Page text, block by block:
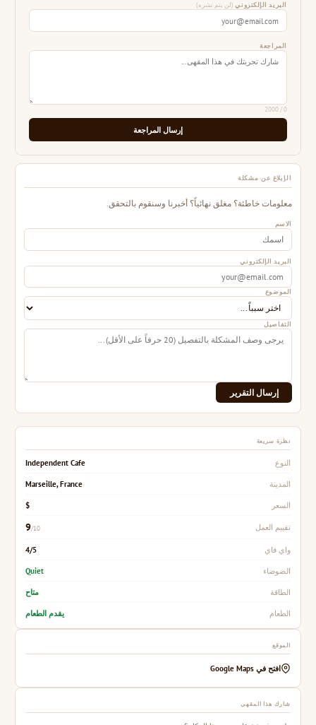
البريد الإلكتروني (لن يتم نشره)
المراجعة
0
/ 2000
إرسال المراجعة
الإبلاغ عن مشكلة
معلومات خاطئة؟ مغلق نهائياً؟ أخبرنا وسنقوم بالتحقق.
الاسم
البريد الإلكتروني
الموضوع
التفاصيل
إرسال التقرير
نظرة سريعة
النوع Independent Cafe
المدينة Marseille, France
السعر $
تقييم العمل 9/10
واي فاي 4/5
الضوضاء Quiet
الطاقة متاح
الطعام يقدم الطعام
الموقع
افتح في Google Maps
شارك هذا المقهى